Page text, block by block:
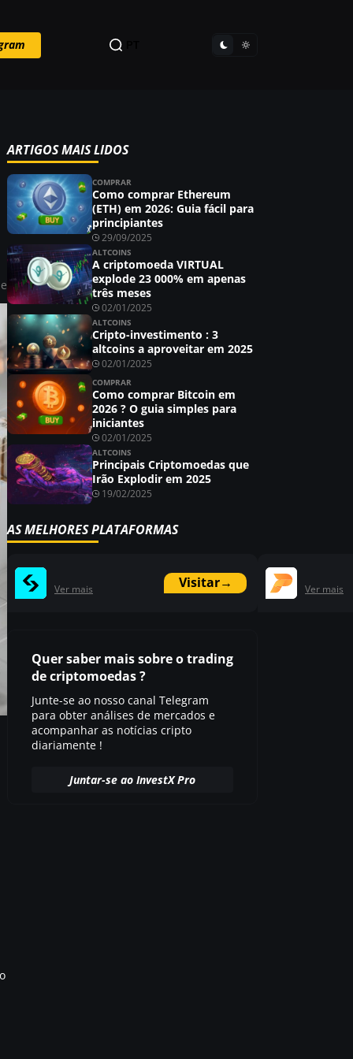
ARTIGOS MAIS LIDOS
COMPRAR
Como comprar Ethereum
(ETH) em 2026: Guia fácil para
principiantes
29/09/2025
ALTCOINS
A criptomoeda VIRTUAL
explode 23 000% em apenas
três meses
02/01/2025
ALTCOINS
Cripto-investimento : 3
altcoins a aproveitar em 2025
02/01/2025
COMPRAR
Como comprar Bitcoin em
2026 ? O guia simples para
iniciantes
02/01/2025
ALTCOINS
Principais Criptomoedas que
Irão Explodir em 2025
19/02/2025
AS MELHORES PLATAFORMAS
Visitar→
Ver mais Ver mais
Quer saber mais sobre o trading
de criptomoedas ?
Junte-se ao nosso canal Telegram
para obter análises de mercados e
acompanhar as notícias cripto
diariamente !
Juntar-se ao InvestX Pro